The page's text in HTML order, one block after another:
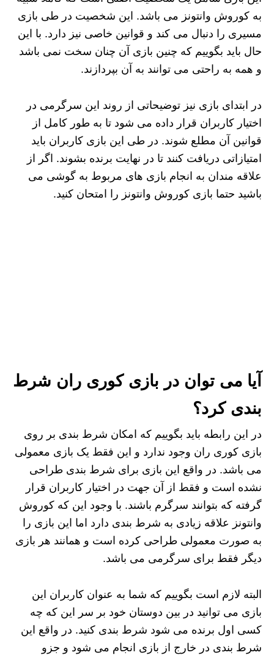
به کوروش وانتونز می باشد. این شخصیت در طی بازی
مسیری را دنبال می کند و قوانین خاصی نیز دارد. با این
حال باید بگوییم که چنین بازی آن چنان سخت نمی باشد
و همه به راحتی می توانند به آن بپردازند.
در ابتدای بازی نیز توضیحاتی از روند این سرگرمی در
اختیار کاربران قرار داده می شود تا به طور کامل از
قوانین آن مطلع شوند. در طی این بازی کاربران باید
امتیازاتی دریافت کنند تا در نهایت برنده بشوند. اگر از
علاقه مندان به انجام بازی های مربوط به گوشی می
باشید حتما بازی کوروش وانتونز را امتحان کنید.
آیا می توان در بازی کوری ران شرط
بندی کرد؟
در این رابطه باید بگوییم که امکان شرط بندی بر روی
بازی کوری ران وجود ندارد و این فقط یک بازی معمولی
می باشد. در واقع این بازی برای شرط بندی طراحی
نشده است و فقط از آن جهت در اختیار کاربران قرار
گرفته که بتوانند سرگرم باشند. با وجود این که کوروش
وانتونز علاقه زیادی به شرط بندی دارد اما این بازی را
به صورت معمولی طراحی کرده است و همانند هر بازی
دیگر فقط برای سرگرمی می باشد.
البته لازم است بگوییم که شما به عنوان کاربران این
بازی می توانید در بین دوستان خود بر سر این که چه
کسی اول برنده می شود شرط بندی کنید. در واقع این
شرط بندی در خارج از بازی انجام می شود و جزو